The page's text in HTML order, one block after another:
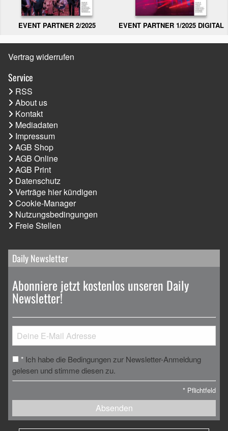
EVENT PARTNER 2/2025 EVENT PARTNER 1/2025 DIGITAL
Vertrag widerrufen
Service
RSS
About us
Kontakt
Mediadaten
Impressum
AGB Shop
AGB Online
AGB Print
Datenschutz
Verträge hier kündigen
Cookie-Manager
Nutzungsbedingungen
Freie Stellen
Daily Newsletter
Abonniere jetzt kostenlos unseren Daily
Newsletter!
* Ich habe die Bedingungen zur Newsletter-Anmeldung
gelesen und stimme diesen zu.
* Pflichtfeld
Absenden